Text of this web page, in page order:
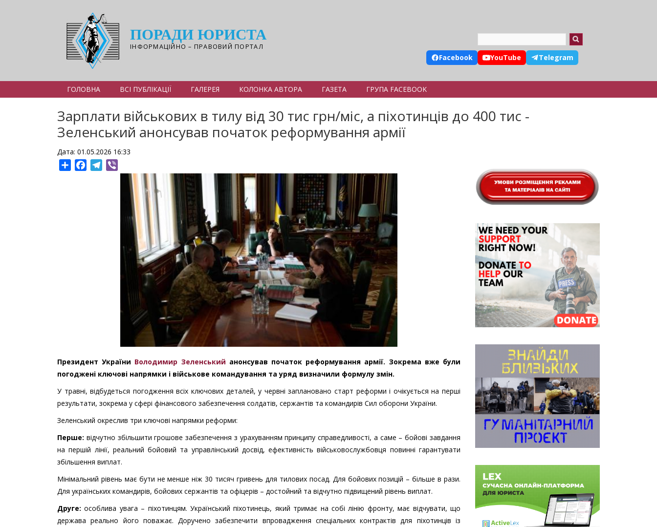
ПОРАДИ ЮРИСТА
ІНФОРМАЦІЙНО – ПРАВОВИЙ ПОРТАЛ
Facebook YouTube Telegram
ГОЛОВНА ВСІ ПУБЛІКАЦІЇ ГАЛЕРЕЯ КОЛОНКА АВТОРА ГАЗЕТА ГРУПА FACEBOOK
Зарплати військових в тилу від 30 тис грн/міс, а піхотинців до 400 тис -
Зеленський анонсував початок реформування армії
Дата: 01.05.2026 16:33
ShareFacebookTelegram
Президент України Володимир Зеленський анонсував початок реформування армії. Зокрема вже були
погоджені ключові напрямки і військове командування та уряд визначили формулу змін.
У травні, відбудеться погодження всіх ключових деталей, у червні заплановано старт реформи і очікується на перші
результати, зокрема у сфері фінансового забезпечення солдатів, сержантів та командирів Сил оборони України.
Зеленський окреслив три ключові напрямки реформи:
Перше: відчутно збільшити грошове забезпечення з урахуванням принципу справедливості, а саме – бойові завдання
на першій лінії, реальний бойовий та управлінський досвід, ефективність військовослужбовця повинні гарантувати
збільшення виплат.
Мінімальний рівень має бути не менше ніж 30 тисяч гривень для тилових посад. Для бойових позицій – більше в рази.
Для українських командирів, бойових сержантів та офіцерів – достойний та відчутно підвищений рівень виплат.
Друге:особлива увага – піхотинцям. Український піхотинець, який тримає на собі лінію фронту, має відчувати, що
держава реально його поважає. Доручено забезпечити впровадження спеціальних контрактів для піхотинців із